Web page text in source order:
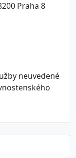
Praha 8
neuvedené